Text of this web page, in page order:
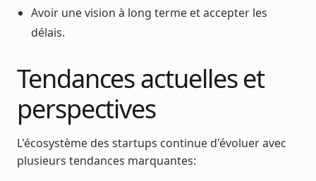
Avoir une vision à long terme et accepter les
délais.
Tendances actuelles et
perspectives
L'écosystème des startups continue d'évoluer avec
plusieurs tendances marquantes: